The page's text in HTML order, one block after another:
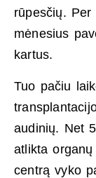
rūpesčių.
mėnesius
kartus.
Tuo pačiu
audinių. Net
atlikta
centrą vyko